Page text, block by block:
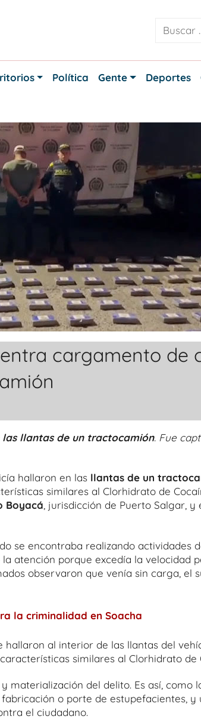
Política Gente Deportes
cargamento de
las llantas de un tractocamión. Fue
hallaron en las llantas de un
similares al Clorhidrato de
Boyacá, jurisdicción de Puerto Salgar, y
se encontraba realizando actividades
atención porque excedía la velocidad
observaron que venía sin carga, el
la criminalidad en Soacha
al interior de las llantas del
similares al Clorhidrato de
del delito. Es así, como
o porte de estupefacientes, y
el ciudadano.